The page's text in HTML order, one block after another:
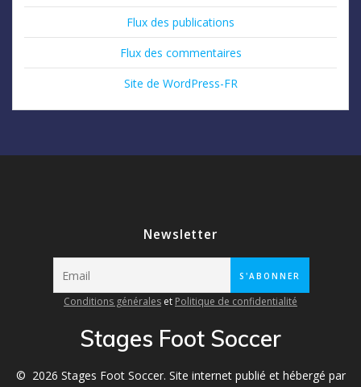
Flux des publications
Flux des commentaires
Site de WordPress-FR
Newsletter
Conditions générales et Politique de confidentialité
Stages Foot Soccer
© 2026 Stages Foot Soccer. Site internet publié et hébergé par